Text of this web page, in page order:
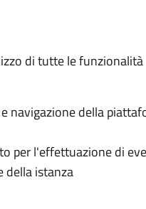
di tutte le
navigazione della
per l'effettuazione di
della istanza